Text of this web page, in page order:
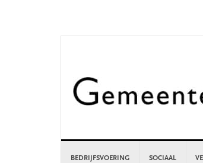
BEDRIJFSVOERING SOCIAAL